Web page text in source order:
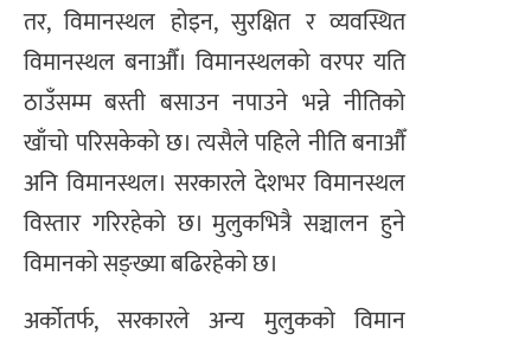
तर, विमानस्थल होइन, सुरक्षित र व्यवस्थित
विमानस्थल बनाऔँ। विमानस्थलको वरपर यति
ठाउँसम्म बस्ती बसाउन नपाउने भन्ने नीतिको
खाँचो परिसकेको छ। त्यसैले पहिले नीति बनाऔँ
अनि विमानस्थल। सरकारले देशभर विमानस्थल
विस्तार गरिरहेको छ। मुलुकभित्रै सञ्चालन हुने
विमानको सङ्ख्या बढिरहेको छ।
अर्कोतर्फ, सरकारले अन्य मुलुकको विमान